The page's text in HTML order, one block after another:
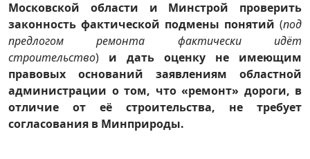
Московской области и Минстрой проверить
законность фактической подмены понятий (под
предлогом ремонта фактически идёт
строительство) и дать оценку не имеющим
правовых оснований заявлениям областной
администрации о том, что «ремонт» дороги, в
отличие от её строительства, не требует
согласования в Минприроды.